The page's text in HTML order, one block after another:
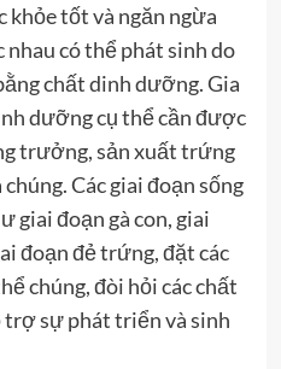
khỏe tốt và ngăn ngừa
nhau có thể phát sinh do
chất dinh dưỡng. Gia
dưỡng cụ thể cần được
trưởng, sản xuất trứng
Các giai đoạn sống
giai đoạn gà con, giai
đoạn đẻ trứng, đặt các
chúng, đòi hỏi các chất
sự phát triển và sinh